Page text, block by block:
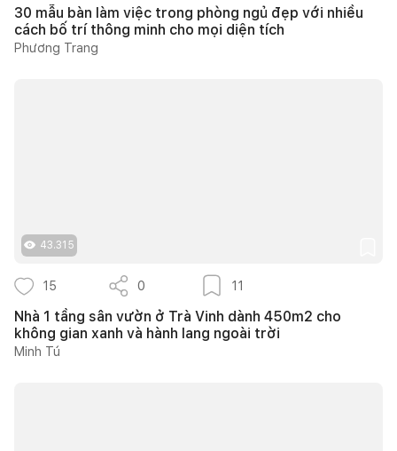
30 mẫu bàn làm việc trong phòng ngủ đẹp với nhiều
cách bố trí thông minh cho mọi diện tích
Phương Trang
43.315
15 0 11
Nhà 1 tầng sân vườn ở Trà Vinh dành 450m2 cho
không gian xanh và hành lang ngoài trời
Minh Tú